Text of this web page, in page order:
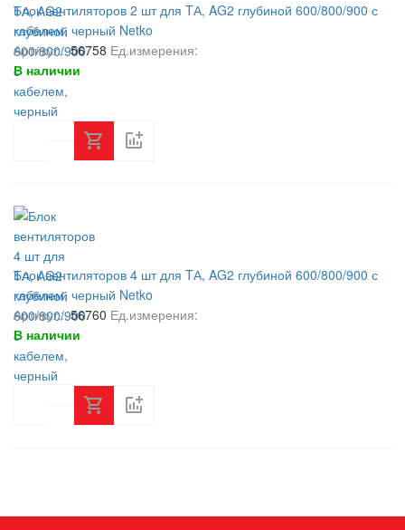
Блок вентиляторов 2 шт для TА, AG2 глубиной 600/800/900 с
кабелем, черный Netko
Артикул: 56758 Ед.измерения:
В наличии
Блок вентиляторов 4 шт для TА, AG2 глубиной 600/800/900 с
кабелем, черный Netko
Артикул: 56760 Ед.измерения:
В наличии